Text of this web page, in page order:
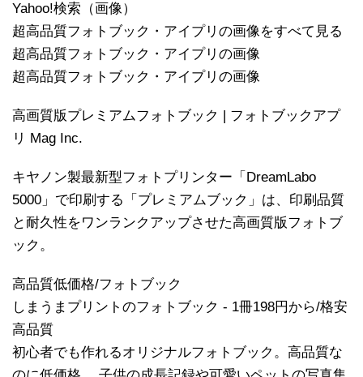
Yahoo!検索（画像）
超高品質フォトブック・アイプリの画像をすべて見る
超高品質フォトブック・アイプリの画像
超高品質フォトブック・アイプリの画像
高画質版プレミアムフォトブック | フォトブックアプ
リ Mag Inc.
キヤノン製最新型フォトプリンター「DreamLabo
5000」で印刷する「プレミアムブック」は、印刷品質
と耐久性をワンランクアップさせた高画質版フォトブ
ック。
高品質低価格/フォトブック
しまうまプリントのフォトブック - 1冊198円から/格安
高品質
初心者でも作れるオリジナルフォトブック。高品質な